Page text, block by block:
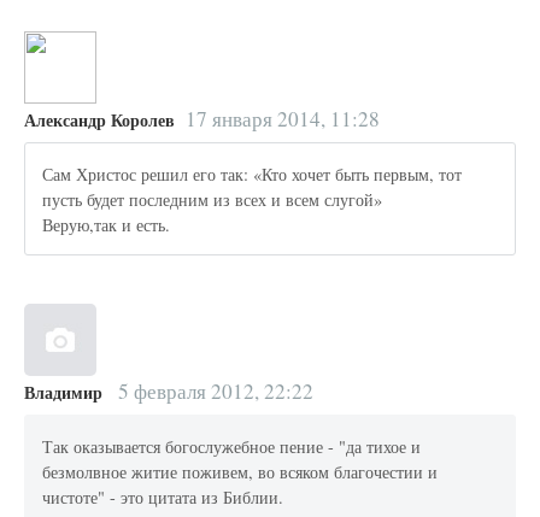
Александр Королев 17 января 2014, 11:28
Сам Христос решил его так: «Кто хочет быть первым, тот
пусть будет последним из всех и всем слугой»
Верую,так и есть.
Владимир 5 февраля 2012, 22:22
Так оказывается богослужебное пение - "да тихое и
безмолвное житие поживем, во всяком благочестии и
чистоте" - это цитата из Библии.